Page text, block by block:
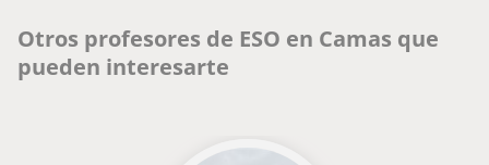
Otros profesores de ESO en Camas que
pueden interesarte